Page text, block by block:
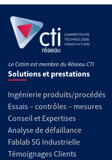
Solutions et prestations
Ingénierie produits/procédés
Essais – contrôles – mesures
Conseil et Expertises
Analyse de défaillance
Fablab 5G Industrielle
Témoignages Clients